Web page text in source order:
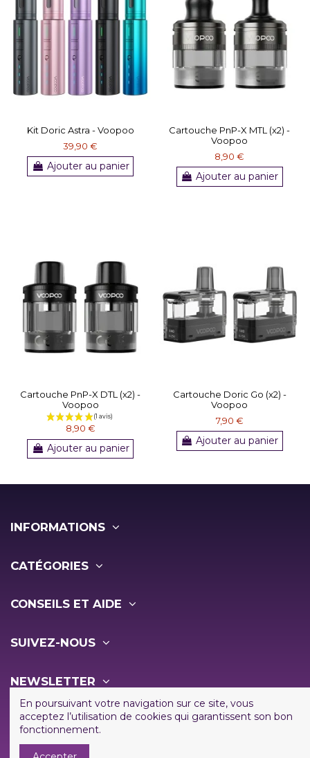
Kit Doric Astra - Voopoo
39,90 €
Ajouter au panier
Cartouche PnP-X MTL (x2) -
Voopoo
8,90 €
Ajouter au panier
Cartouche PnP-X DTL (x2) -
Voopoo
8,90 €
Ajouter au panier
Cartouche Doric Go (x2) -
Voopoo
7,90 €
Ajouter au panier
INFORMATIONS
CATÉGORIES
CONSEILS ET AIDE
SUIVEZ-NOUS
NEWSLETTER
En poursuivant votre navigation sur ce site, vous
acceptez l’utilisation de cookies qui garantissent son bon
fonctionnement.